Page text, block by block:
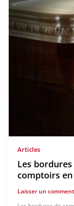
Articles
Les
comptoirs
Laisser un